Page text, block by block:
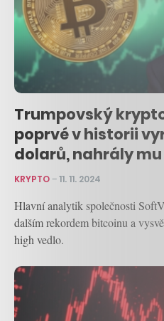
Trumpovský
poprvé v historii
dolarů, nahrály
KRYPTO–11. 11. 2024
Hlavní analytik společnosti
dalším rekordem bitcoinu a
high vedlo.